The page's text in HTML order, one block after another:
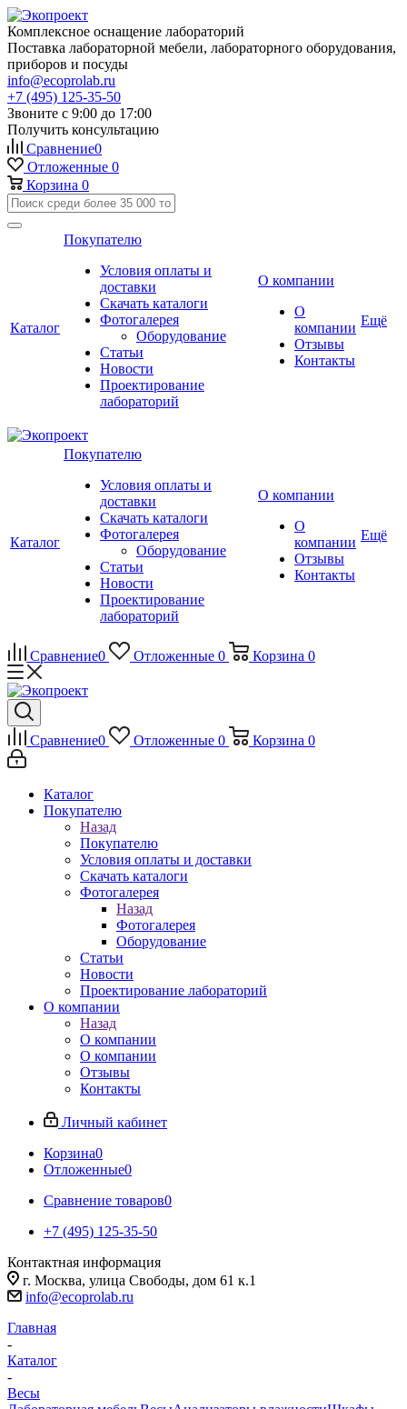
Комплексное оснащение лабораторий
Поставка лабораторной мебели, лабораторного оборудования,
приборов и посуды
info@ecoprolab.ru
+7 (495) 125-35-50
Звоните с 9:00 до 17:00
Получить консультацию
Сравнение0
Отложенные 0
Корзина 0
Каталог
Покупателю
Условия оплаты и
доставки
Скачать каталоги
Фотогалерея
Оборудование
Статьи
Новости
Проектирование
лабораторий
О компании
О
компании
Отзывы
Контакты
Ещё
Каталог
Покупателю
Условия оплаты и
доставки
Скачать каталоги
Фотогалерея
Оборудование
Статьи
Новости
Проектирование
лабораторий
О компании
О
компании
Отзывы
Контакты
Ещё
Сравнение0 Отложенные 0 Корзина 0
Сравнение0 Отложенные 0 Корзина 0
Каталог
Покупателю
Назад
Покупателю
Условия оплаты и доставки
Скачать каталоги
Фотогалерея
Назад
Фотогалерея
Оборудование
Статьи
Новости
Проектирование лабораторий
О компании
Назад
О компании
О компании
Отзывы
Контакты
Личный кабинет
Корзина0
Отложенные0
Сравнение товаров0
+7 (495) 125-35-50
Контактная информация
г. Москва, улица Свободы, дом 61 к.1
info@ecoprolab.ru
Главная
-
Каталог
-
Весы